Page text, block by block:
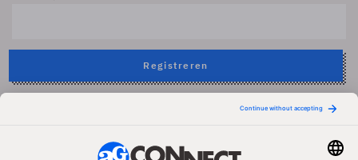
Registreren
Registreren met LinkedIn